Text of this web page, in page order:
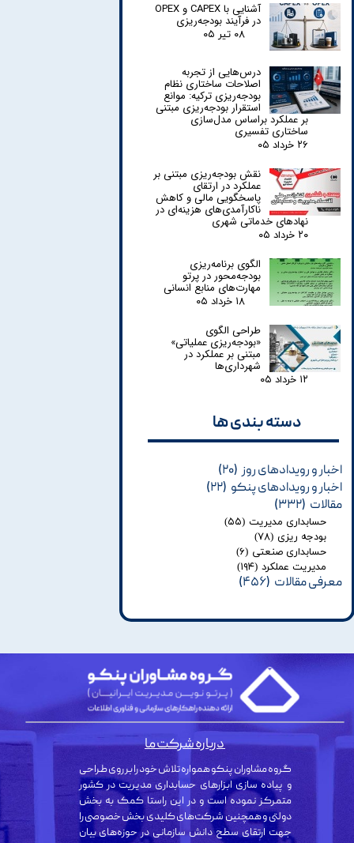
آشنایی با CAPEX و OPEX
در فرآیند بودجه‌ریزی
۰۸ تیر ۰۵
درس‌هایی از تجربه
اصلاحات ساختاری نظام
بودجه‌ریزی ترکیه: موانع
استقرار بودجه‌ریزی مبتنی
بر عملکرد براساس مدل‌سازی
ساختاری تفسیری
۲۶ خرداد ۰۵
نقش بودجه‌ریزی مبتنی بر
عملکرد در ارتقای
پاسخگویی مالی و کاهش
ناکارآمدی‌های هزینه‌ای در
نهادهای خدماتی شهری
۲۰ خرداد ۰۵
الگوی برنامه‌ریزی
بودجه‌محور در پرتو
مهارت‌های منابع انسانی
۱۸ خرداد ۰۵
طراحی الگوی
«بودجه‌ریزی عملیاتی»
مبتنی بر عملکرد در
شهرداری‌ها
۱۲ خرداد ۰۵
دسته بندی ها​​​​​​​
اخبار و رویدادهای روز (۲۰)
اخبار و رویدادهای پنکو (۲۲)
مقالات (۳۳۲)
حسابداری مدیریت (۵۵)
بودجه ریزی (۷۸)
حسابداری صنعتی (۶)
مدیریت عملکرد (۱۹۴)
معرفی مقالات (۴۵۶)
گروه مشاوران پنکو همواره تلاش خود را بر روی طراحی
و پیاده سازی ابزارهای حسابداری مدیریت در کشور
متمرکز نموده است و در این راستا کمک به بخش
دولتی و همچنین شرکت‌های کلیدی بخش خصوصی را
جهت ارتقای سطح دانش سازمانی در حوزه‌های بیان
درباره شرکت ما